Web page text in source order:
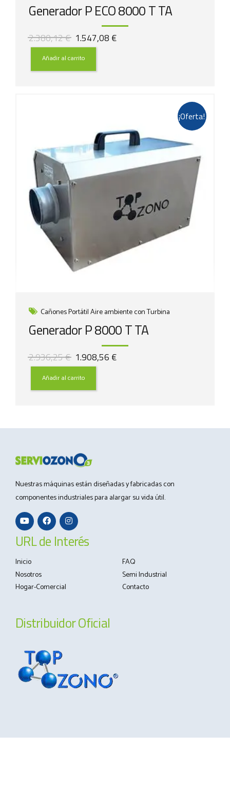
Generador P ECO 8000 T TA
2.380,12€ El
precio
original
era:
1.547,08 €El
Añadir al carrito
¡Oferta!
Cañones Portátil Aire ambiente con Turbina
Generador P 8000 T TA
2.936,25€ El
precio
original
era:
1.908,56 €El
Añadir al carrito
Nuestras máquinas están diseñadas y fabricadas con
componentes industriales para alargar su vida útil.
URL de Interés
Inicio
FAQ
Nosotros
Semi Industrial
Hogar-Comercial
Contacto
Distribuidor Oficial